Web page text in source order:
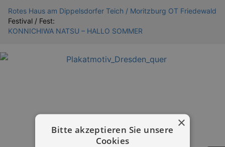
Rotes Haus am Dippelsdorfer Teich / Moritzburg OT Friedewald
Festival / Fest:
KONNICHIWA NATSU – HALLO SOMMER
×
Bitte akzeptieren Sie unsere
Cookies